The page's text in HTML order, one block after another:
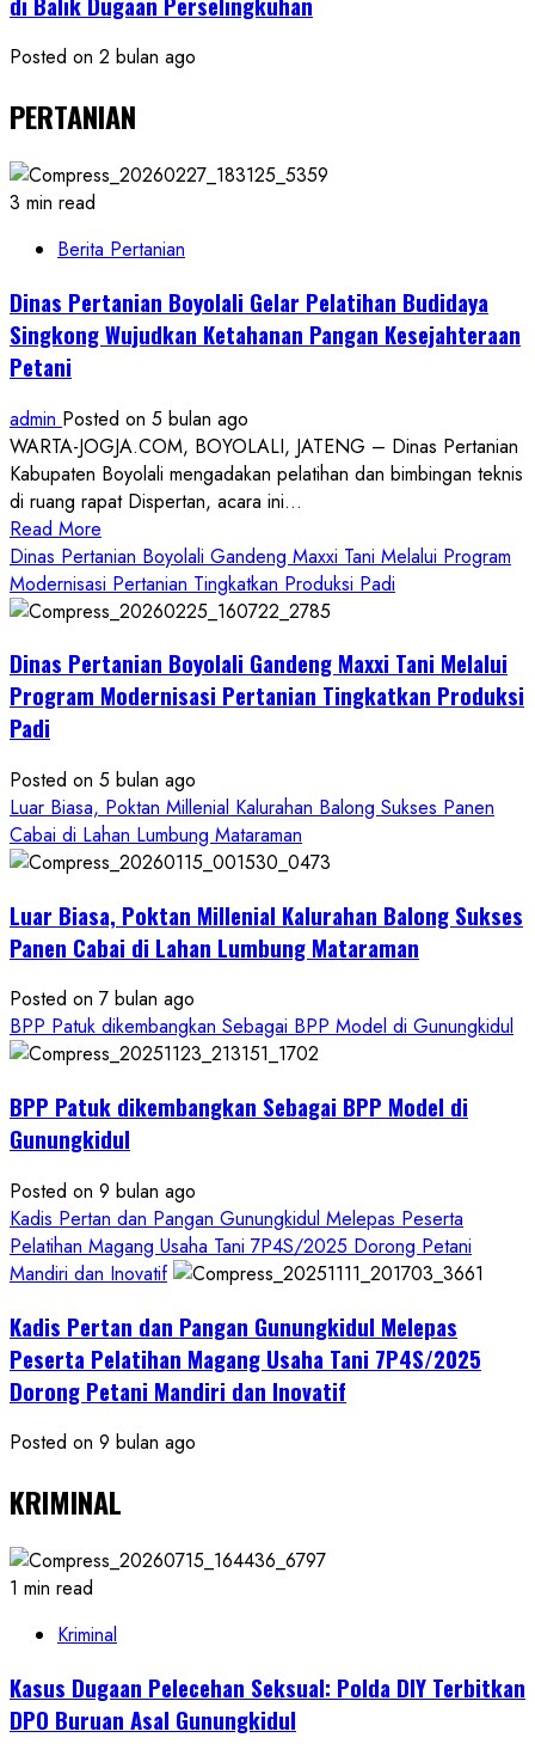
Posted on 2 bulan ago
PERTANIAN
3 min read
Berita Pertanian
Dinas Pertanian Boyolali Gelar Pelatihan Budidaya
Singkong Wujudkan Ketahanan Pangan Kesejahteraan
Petani
admin Posted on 5 bulan ago
WARTA-JOGJA.COM, BOYOLALI, JATENG – Dinas Pertanian
Kabupaten Boyolali mengadakan pelatihan dan bimbingan teknis
di ruang rapat Dispertan, acara ini...
Read More
more
about
Dinas
Boyolali
Gelar
Singkong
Wujudkan
Ketahanan
Pangan
Petani
Dinas Pertanian Boyolali Gandeng Maxxi Tani Melalui Program
Modernisasi Pertanian Tingkatkan Produksi Padi
Dinas Pertanian Boyolali Gandeng Maxxi Tani Melalui
Program Modernisasi Pertanian Tingkatkan Produksi
Padi
Posted on 5 bulan ago
Luar Biasa, Poktan Millenial Kalurahan Balong Sukses Panen
Cabai di Lahan Lumbung Mataraman
Luar Biasa, Poktan Millenial Kalurahan Balong Sukses
Panen Cabai di Lahan Lumbung Mataraman
Posted on 7 bulan ago
BPP Patuk dikembangkan Sebagai BPP Model di Gunungkidul
BPP Patuk dikembangkan Sebagai BPP Model di
Gunungkidul
Posted on 9 bulan ago
Kadis Pertan dan Pangan Gunungkidul Melepas Peserta
Pelatihan Magang Usaha Tani 7P4S/2025 Dorong Petani
Mandiri dan Inovatif
Kadis Pertan dan Pangan Gunungkidul Melepas
Peserta Pelatihan Magang Usaha Tani 7P4S/2025
Dorong Petani Mandiri dan Inovatif
Posted on 9 bulan ago
KRIMINAL
1 min read
Kriminal
Kasus Dugaan Pelecehan Seksual: Polda DIY Terbitkan
DPO Buruan Asal Gunungkidul